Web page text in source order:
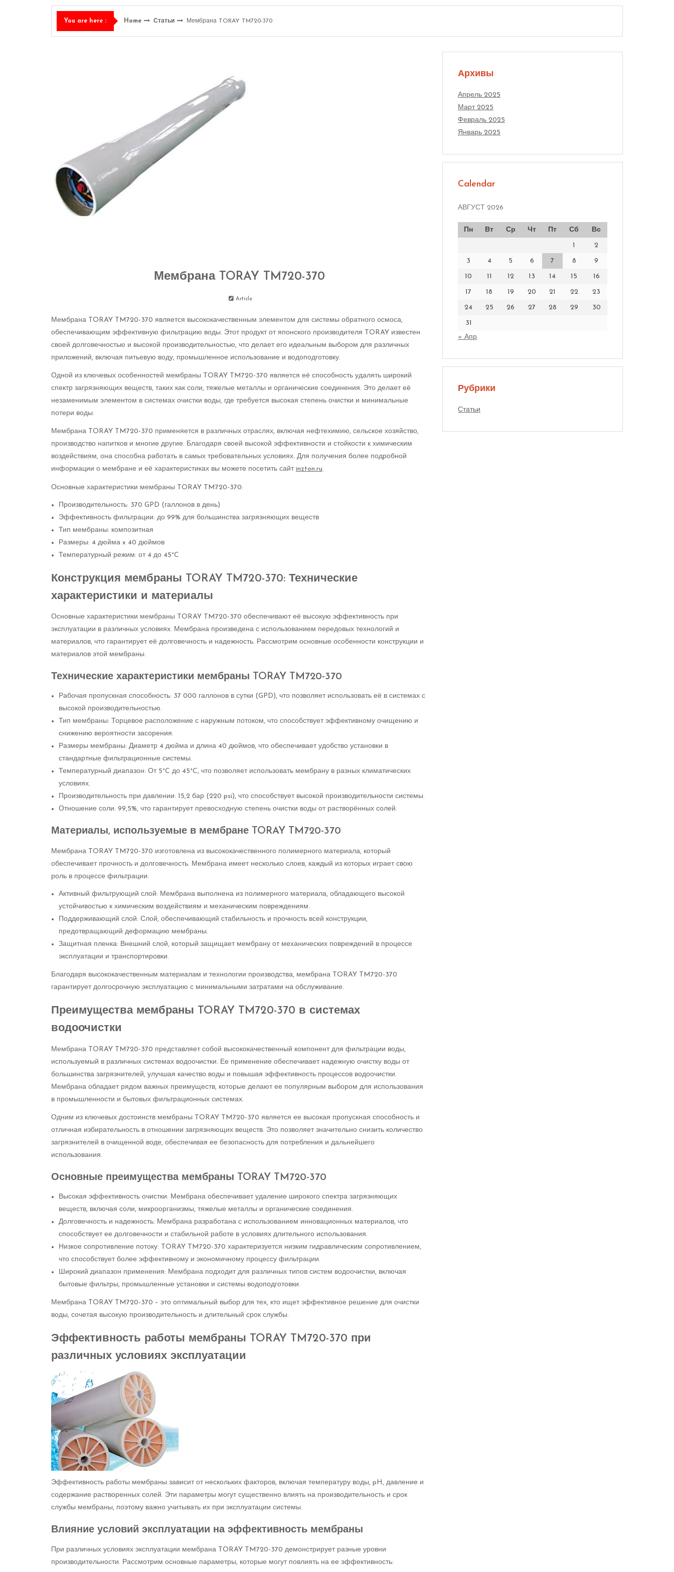
You are here : Home Статьи Мембрана TORAY TM720-370
Мембрана TORAY TM720-370
Article
Мембрана TORAY TM720-370 является высококачественным элементом для системы обратного осмоса,
обеспечивающим эффективную фильтрацию воды. Этот продукт от японского производителя TORAY известен
своей долговечностью и высокой производительностью, что делает его идеальным выбором для различных
приложений, включая питьевую воду, промышленное использование и водоподготовку.
Одной из ключевых особенностей мембраны TORAY TM720-370 является её способность удалять широкий
спектр загрязняющих веществ, таких как соли, тяжелые металлы и органические соединения. Это делает её
незаменимым элементом в системах очистки воды, где требуется высокая степень очистки и минимальные
потери воды.
Мембрана TORAY TM720-370 применяется в различных отраслях, включая нефтехимию, сельское хозяйство,
производство напитков и многие другие. Благодаря своей высокой эффективности и стойкости к химическим
воздействиям, она способна работать в самых требовательных условиях. Для получения более подробной
информации о мембране и её характеристиках вы можете посетить сайт inzton.ru.
Основные характеристики мембраны TORAY TM720-370:
Производительность: 370 GPD (галлонов в день)
Эффективность фильтрации: до 99% для большинства загрязняющих веществ
Тип мембраны: композитная
Размеры: 4 дюйма x 40 дюймов
Температурный режим: от 4 до 45°C
Конструкция мембраны TORAY TM720-370: Технические
характеристики и материалы
Основные характеристики мембраны TORAY TM720-370 обеспечивают её высокую эффективность при
эксплуатации в различных условиях. Мембрана произведена с использованием передовых технологий и
материалов, что гарантирует её долговечность и надежность. Рассмотрим основные особенности конструкции и
материалов этой мембраны.
Технические характеристики мембраны TORAY TM720-370
Рабочая пропускная способность: 37 000 галлонов в сутки (GPD), что позволяет использовать её в системах с
высокой производительностью.
Тип мембраны: Торцевое расположение с наружным потоком, что способствует эффективному очищению и
снижению вероятности засорения.
Размеры мембраны: Диаметр 4 дюйма и длина 40 дюймов, что обеспечивает удобство установки в
стандартные фильтрационные системы.
Температурный диапазон: От 5°C до 45°C, что позволяет использовать мембрану в разных климатических
условиях.
Производительность при давлении: 15,2 бар (220 psi), что способствует высокой производительности системы.
Отношение соли: 99,5%, что гарантирует превосходную степень очистки воды от растворённых солей.
Материалы, используемые в мембране TORAY TM720-370
Мембрана TORAY TM720-370 изготовлена из высококачественного полимерного материала, который
обеспечивает прочность и долговечность. Мембрана имеет несколько слоев, каждый из которых играет свою
роль в процессе фильтрации:
Активный фильтрующий слой: Мембрана выполнена из полимерного материала, обладающего высокой
устойчивостью к химическим воздействиям и механическим повреждениям.
Поддерживающий слой: Слой, обеспечивающий стабильность и прочность всей конструкции,
предотвращающий деформацию мембраны.
Защитная пленка: Внешний слой, который защищает мембрану от механических повреждений в процессе
эксплуатации и транспортировки.
Благодаря высококачественным материалам и технологии производства, мембрана TORAY TM720-370
гарантирует долгосрочную эксплуатацию с минимальными затратами на обслуживание.
Преимущества мембраны TORAY TM720-370 в системах
водоочистки
Мембрана TORAY TM720-370 представляет собой высококачественный компонент для фильтрации воды,
используемый в различных системах водоочистки. Ее применение обеспечивает надежную очистку воды от
большинства загрязнителей, улучшая качество воды и повышая эффективность процессов водоочистки.
Мембрана обладает рядом важных преимуществ, которые делают ее популярным выбором для использования
в промышленности и бытовых фильтрационных системах.
Одним из ключевых достоинств мембраны TORAY TM720-370 является ее высокая пропускная способность и
отличная избирательность в отношении загрязняющих веществ. Это позволяет значительно снизить количество
загрязнителей в очищенной воде, обеспечивая ее безопасность для потребления и дальнейшего
использования.
Основные преимущества мембраны TORAY TM720-370
Высокая эффективность очистки: Мембрана обеспечивает удаление широкого спектра загрязняющих
веществ, включая соли, микроорганизмы, тяжелые металлы и органические соединения.
Долговечность и надежность: Мембрана разработана с использованием инновационных материалов, что
способствует ее долговечности и стабильной работе в условиях длительного использования.
Низкое сопротивление потоку: TORAY TM720-370 характеризуется низким гидравлическим сопротивлением,
что способствует более эффективному и экономичному процессу фильтрации.
Широкий диапазон применения: Мембрана подходит для различных типов систем водоочистки, включая
бытовые фильтры, промышленные установки и системы водоподготовки.
Мембрана TORAY TM720-370 – это оптимальный выбор для тех, кто ищет эффективное решение для очистки
воды, сочетая высокую производительность и длительный срок службы.
Эффективность работы мембраны TORAY TM720-370 при
различных условиях эксплуатации
Эффективность работы мембраны зависит от нескольких факторов, включая температуру воды, pH, давление и
содержание растворенных солей. Эти параметры могут существенно влиять на производительность и срок
службы мембраны, поэтому важно учитывать их при эксплуатации системы.
Влияние условий эксплуатации на эффективность мембраны
При различных условиях эксплуатации мембрана TORAY TM720-370 демонстрирует разные уровни
производительности. Рассмотрим основные параметры, которые могут повлиять на ее эффективность:
Архивы
Апрель 2025
Март 2025
Февраль 2025
Январь 2025
Calendar
АВГУСТ 2026
Пн Вт Ср Чт Пт Сб Вс
1 2
3 4 5 6 7 8 9
10 11 12 13 14 15 16
17 18 19 20 21 22 23
24 25 26 27 28 29 30
31
« Апр
Рубрики
Статьи